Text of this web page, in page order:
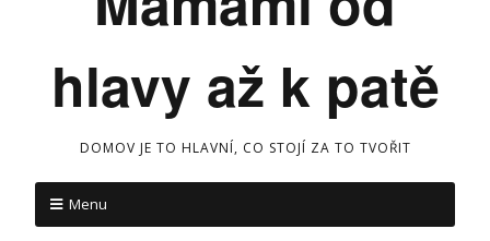
hlavy až k patě
DOMOV JE TO HLAVNÍ, CO STOJÍ ZA TO TVOŘIT
Menu